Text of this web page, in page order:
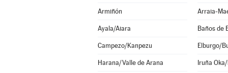
Armiñón Arraia-
Ayala/Aiara Baños de
Campezo/Kanpezu Elburgo/
Harana/Valle de Arana Iruña